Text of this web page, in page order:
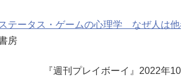
ステータス・ゲームの心理学 なぜ人は
房
『週刊プレイボーイ』2022年